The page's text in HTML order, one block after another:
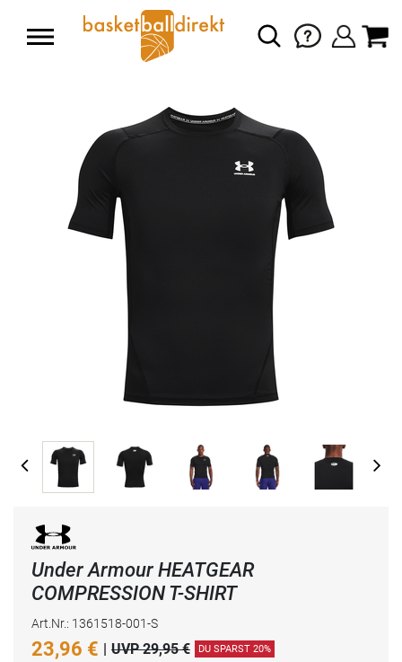
Under Armour HEATGEAR
COMPRESSION T-SHIRT
Art.Nr.: 1361518-001-S
23,96 € | UVP 29,95 € DU SPARST 20%